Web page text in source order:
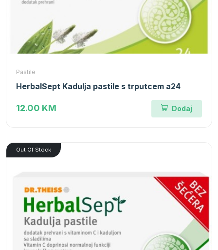
Pastile
HerbalSept Kadulja pastile s trputcem a24
12.00 KM Dodaj
Out Of Stock